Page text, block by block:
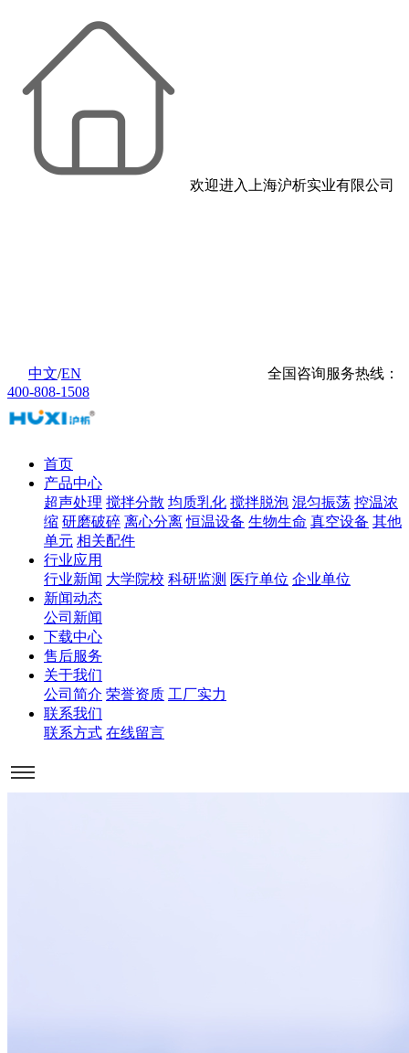
欢迎进入上海沪析实业有限公司
中文/EN
全国咨询服务热线：
400-808-1508
首页
产品中心
超声处理 搅拌分散 均质乳化 搅拌脱泡 混匀振荡 控温浓
缩 研磨破碎 离心分离 恒温设备 生物生命 真空设备 其他
单元 相关配件
行业应用
行业新闻 大学院校 科研监测 医疗单位 企业单位
新闻动态
公司新闻
下载中心
售后服务
关于我们
公司简介 荣誉资质 工厂实力
联系我们
联系方式 在线留言